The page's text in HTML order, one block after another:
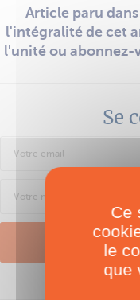
Article paru
l'intégralité de cet
l'unité ou abonnez-
Se
SE
Mot
Ce
le
que